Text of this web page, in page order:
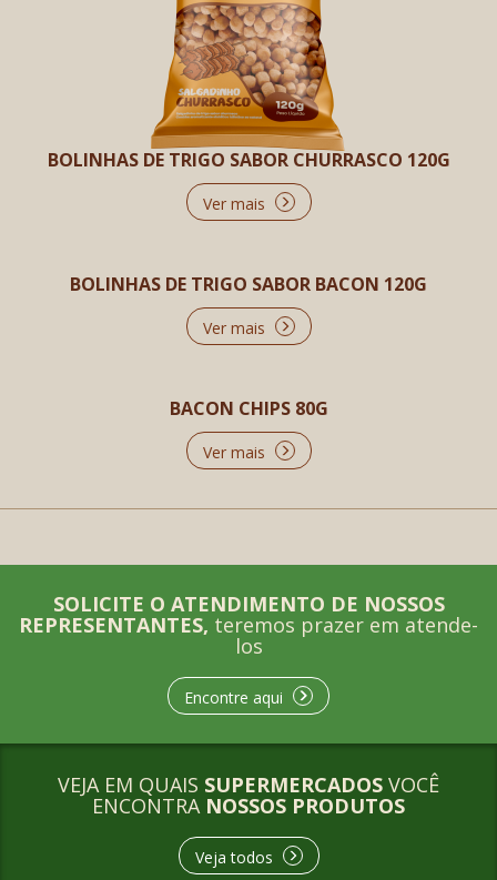
BOLINHAS DE TRIGO SABOR CHURRASCO 120G
Ver mais
BOLINHAS DE TRIGO SABOR BACON 120G
Ver mais
BACON CHIPS 80G
Ver mais
SOLICITE O ATENDIMENTO DE NOSSOS
REPRESENTANTES, teremos prazer em atende-
los
Encontre aqui
VEJA EM QUAIS SUPERMERCADOS VOCÊ
ENCONTRA NOSSOS PRODUTOS
Veja todos